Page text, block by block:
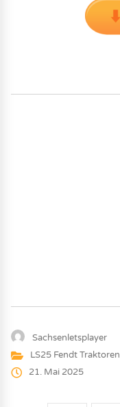
Sachsenletsplayer
LS25 Fendt Traktoren
21. Mai 2025